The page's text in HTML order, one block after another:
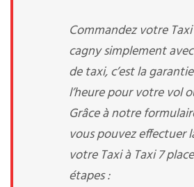
Commandez votre
cagny simplement
de taxi, c’est la
l’heure pour votre vol
Grâce à notre
vous pouvez effectuer
votre Taxi à Taxi 7
étapes :